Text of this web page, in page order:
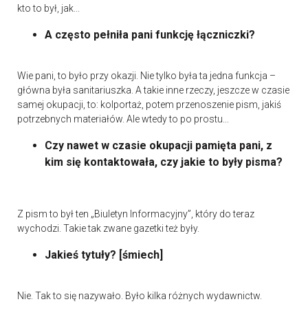
kto to był, jak...
A często pełniła pani funkcję łączniczki?
Wie pani, to było przy okazji. Nie tylko była ta jedna funkcja –
główna była sanitariuszka. A takie inne rzeczy, jeszcze w czasie
samej okupacji, to: kolportaż, potem przenoszenie pism, jakiś
potrzebnych materiałów. Ale wtedy to po prostu...
Czy nawet w czasie okupacji pamięta pani, z
kim się kontaktowała, czy jakie to były pisma?
Z pism to był ten „Biuletyn Informacyjny”, który do teraz
wychodzi. Takie tak zwane gazetki też były.
Jakieś tytuły? [śmiech]
Nie. Tak to się nazywało. Było kilka różnych wydawnictw.